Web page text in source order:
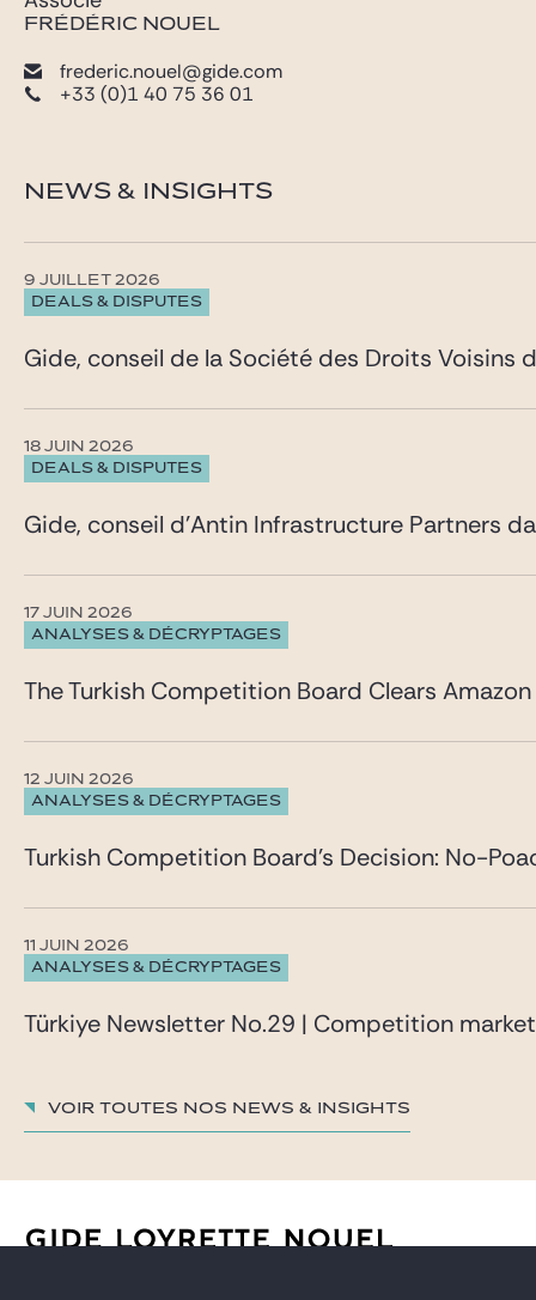
FRÉDÉRIC NOUEL
frederic.nouel@gide.com
+33 (0)1 40 75 36 01
NEWS & INSIGHTS
DEALS & DISPUTES
9 JUILLET 2026
Gide, conseil de la Société des Droits Voisins
DEALS & DISPUTES
18 JUIN 2026
Gide, conseil d’Antin Infrastructure Partners
ANALYSES & DÉCRYPTAGES
17 JUIN 2026
The Turkish Competition Board Clears
ANALYSES & DÉCRYPTAGES
12 JUIN 2026
Turkish Competition Board’s Decision: No-
ANALYSES & DÉCRYPTAGES
11 JUIN 2026
Türkiye Newsletter No.29 | Competition
Voir toutes nos News & insights